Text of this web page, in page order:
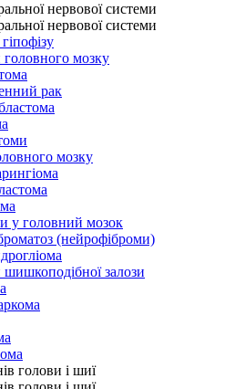
нервової системи
нервової системи
мозку
рак
мозку
у головний мозок
(нейрофіброми)
залози
голови і шиї